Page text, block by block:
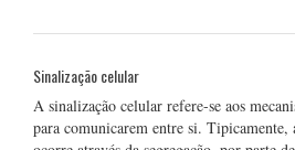
Sinalização celular
A sinalização celular refere-se aos
para comunicarem entre si. Tipicamente,